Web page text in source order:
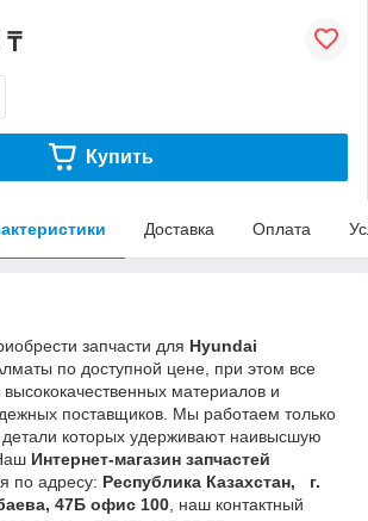
₸
Купить
Доставка Оплата
запчасти для Hyundai
по доступной цене, при этом все
материалов и
поставщиков. Мы работаем только
детали которых удерживают наивысшую
Интернет-магазин запчастей
по адресу: Республика Казахстан, г.
47Б офис 100 , наш контактный